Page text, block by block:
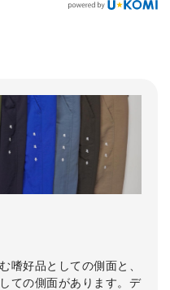
嗜好品としての側面と、
ての側面があります。デ